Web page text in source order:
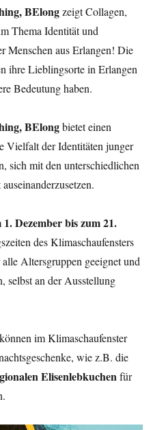
BElongzeigt Collagen,
Thema Identität und
Menschen aus Erlangen! Die
ihre Lieblingsorte in Erlangen
Bedeutung haben.
BElongbietet einen
Vielfalt der Identitäten junger
sich mit den unterschiedlichen
1. Dezember bis zum 21.
des Klimaschaufensters
Altersgruppen geeignet und
selbst an der Ausstellung
im Klimaschaufenster
wie z.B. die
Elisenlebkuchenfür